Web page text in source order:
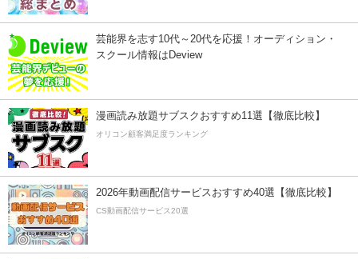
芸能界を志す10代～20代を応援！オーディション・
スクール情報はDeview
漫画読み放題サブスクおすすめ11選【徹底比較】
オリコン顧客満足度ランキング
2026年動画配信サービスおすすめ40選【徹底比較】
CS動画配信サービス20選